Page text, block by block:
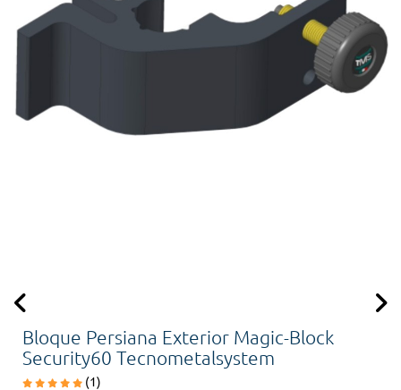
Bloque Persiana Exterior Magic-Block
Security60 Tecnometalsystem
(1)